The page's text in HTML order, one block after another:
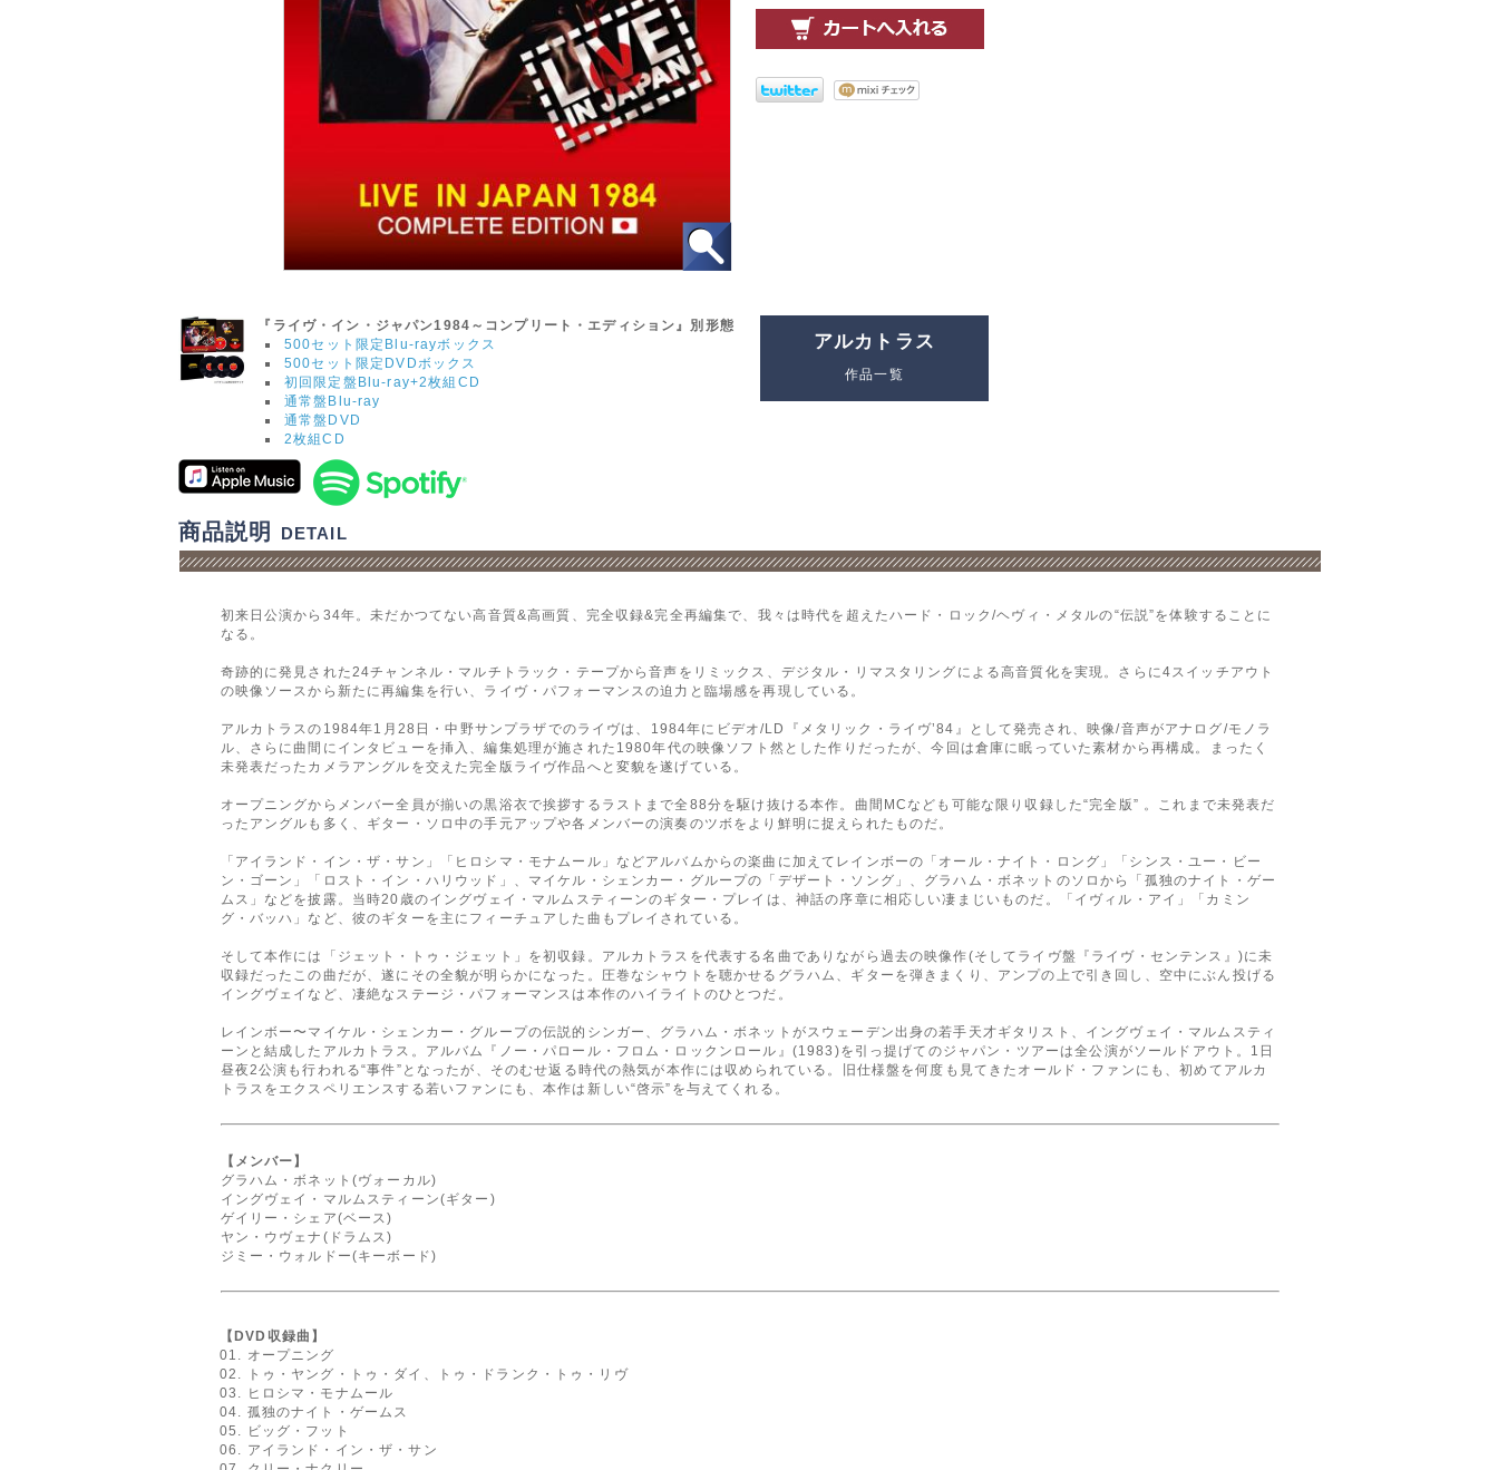
『ライヴ・イン・ジャパン1984～コンプリート・エディション』別形態
500セット限定Blu-rayボックス
500セット限定DVDボックス
初回限定盤Blu-ray+2枚組CD
通常盤Blu-ray
通常盤DVD
2枚組CD
アルカトラス
作品一覧
商品説明 DETAIL
初来日公演から34年。未だかつてない高音質&高画質、完全収録&完全再編集で、我々は時代を超えたハード・ロック/ヘヴィ・メタルの“伝説”を体験することに
なる。
奇跡的に発見された24チャンネル・マルチトラック・テープから音声をリミックス、デジタル・リマスタリングによる高音質化を実現。さらに4スイッチアウト
の映像ソースから新たに再編集を行い、ライヴ・パフォーマンスの迫力と臨場感を再現している。
アルカトラスの1984年1月28日・中野サンプラザでのライヴは、1984年にビデオ/LD『メタリック・ライヴ’84』として発売され、映像/音声がアナログ/モノラ
ル、さらに曲間にインタビューを挿入、編集処理が施された1980年代の映像ソフト然とした作りだったが、今回は倉庫に眠っていた素材から再構成。まったく
未発表だったカメラアングルを交えた完全版ライヴ作品へと変貌を遂げている。
オープニングからメンバー全員が揃いの黒浴衣で挨拶するラストまで全88分を駆け抜ける本作。曲間MCなども可能な限り収録した“完全版” 。これまで未発表だ
ったアングルも多く、ギター・ソロ中の手元アップや各メンバーの演奏のツボをより鮮明に捉えられたものだ。
「アイランド・イン・ザ・サン」「ヒロシマ・モナムール」などアルバムからの楽曲に加えてレインボーの「オール・ナイト・ロング」「シンス・ユー・ビー
ン・ゴーン」「ロスト・イン・ハリウッド」、マイケル・シェンカー・グループの「デザート・ソング」、グラハム・ボネットのソロから「孤独のナイト・ゲー
ムス」などを披露。当時20歳のイングヴェイ・マルムスティーンのギター・プレイは、神話の序章に相応しい凄まじいものだ。「イヴィル・アイ」「カミン
グ・バッハ」など、彼のギターを主にフィーチュアした曲もプレイされている。
そして本作には「ジェット・トゥ・ジェット」を初収録。アルカトラスを代表する名曲でありながら過去の映像作(そしてライヴ盤『ライヴ・センテンス』)に未
収録だったこの曲だが、遂にその全貌が明らかになった。圧巻なシャウトを聴かせるグラハム、ギターを弾きまくり、アンプの上で引き回し、空中にぶん投げる
イングヴェイなど、凄絶なステージ・パフォーマンスは本作のハイライトのひとつだ。
レインボー〜マイケル・シェンカー・グループの伝説的シンガー、グラハム・ボネットがスウェーデン出身の若手天才ギタリスト、イングヴェイ・マルムスティ
ーンと結成したアルカトラス。アルバム『ノー・パロール・フロム・ロックンロール』(1983)を引っ提げてのジャパン・ツアーは全公演がソールドアウト。1日
昼夜2公演も行われる“事件”となったが、そのむせ返る時代の熱気が本作には収められている。旧仕様盤を何度も見てきたオールド・ファンにも、初めてアルカ
トラスをエクスペリエンスする若いファンにも、本作は新しい“啓示”を与えてくれる。
【メンバー】
グラハム・ボネット(ヴォーカル)
イングヴェイ・マルムスティーン(ギター)
ゲイリー・シェア(ベース)
ヤン・ウヴェナ(ドラムス)
ジミー・ウォルドー(キーボード)
【DVD収録曲】
01. オープニング
02. トゥ・ヤング・トゥ・ダイ、トゥ・ドランク・トゥ・リヴ
03. ヒロシマ・モナムール
04. 孤独のナイト・ゲームス
05. ビッグ・フット
06. アイランド・イン・ザ・サン